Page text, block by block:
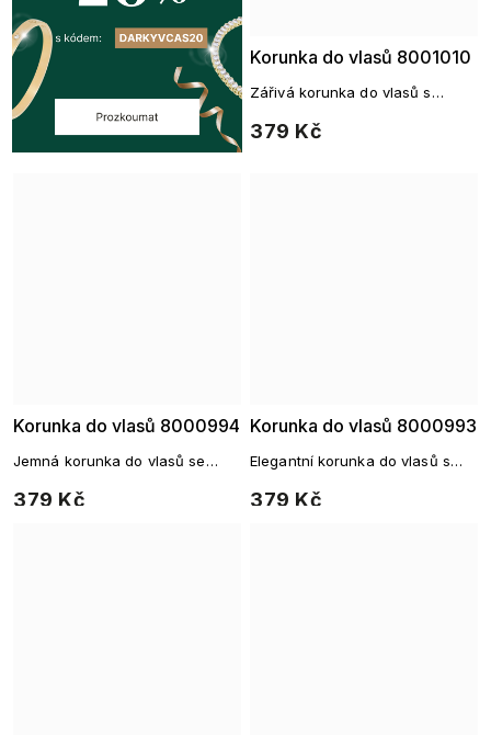
Korunka do vlasů 8001010
379 Kč
Zářivá korunka do vlasů s
Korunka do vlasů 8000994
379 Kč
Jemná korunka do vlasů se
štrasovými kamínky
Korunka do vlasů 8000993
379 Kč
Elegantní korunka do vlasů s
štrasovými kamínky